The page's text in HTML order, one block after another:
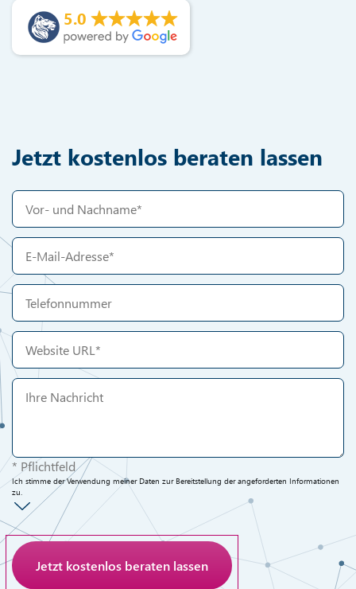
5.0
Jetzt kostenlos beraten lassen
* Pflichtfeld
Ich stimme der Verwendung meiner Daten zur Bereitstellung der angeforderten Informationen
zu.